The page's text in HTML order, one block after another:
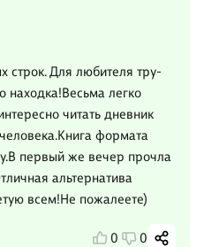
строк. Для любителя тру-
находка!Весьма легко
читать дневник
формата
первый же вечер прочла
альтернатива
всем!Не пожалеете)
0 0